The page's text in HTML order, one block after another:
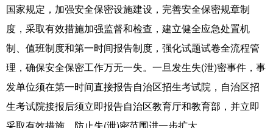
国家规定，加强安全保密设施建设，完善安全保密规章制
度，采取有效措施加强监督和检查，建立健全应急处置机
制、值班制度和第一时间报告制度，强化试题试卷全流程管
理，确保安全保密工作万无一失。一旦发生失(泄)密事件，事
发单位须在第一时间直接报告自治区招生考试院，自治区招
生考试院接报后须立即报告自治区教育厅和教育部，并立即